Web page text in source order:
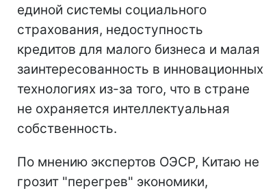
единой системы социального
страхования, недоступность
кредитов для малого бизнеса и малая
заинтересованность в инновационных
технологиях из-за того, что в стране
не охраняется интеллектуальная
собственность.
По мнению экспертов ОЭСР, Китаю не
грозит "перегрев" экономики,